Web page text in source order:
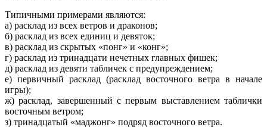
Типичными примерами являются:
а) расклад из всех ветров и драконов;
б) расклад из всех единиц и девяток;
в) расклад из скрытых «понг» и «конг»;
г) расклад из тринадцати нечетных главных фишек;
д) расклад из девяти табличек с предупреждением;
е) первичный расклад (расклад восточного ветра в начале
игры);
ж) расклад, завершенный с первым выставлением таблички
восточным ветром;
з) тринадцатый «маджонг» подряд восточного ветра.